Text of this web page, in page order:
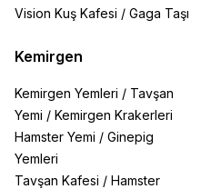
Vision Kuş Kafesi / Gaga Taşı
Kemirgen
Kemirgen Yemleri / Tavşan
Yemi / Kemirgen Krakerleri
Hamster Yemi / Ginepig
Yemleri
Tavşan Kafesi / Hamster